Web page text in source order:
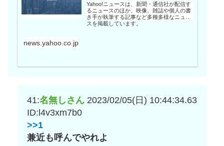
Yahoo!ニュースは、新聞・通信社が配信す
るニュースのほか、映像、雑誌や個人の書
き手が執筆する記事など多種多様なニュー
スを掲載しています。
news.yahoo.co.jp
41:名無しさん 2023/02/05(日) 10:44:34.63
ID:l4v3xm7b0
>>1
兼近も呼んでやれよ